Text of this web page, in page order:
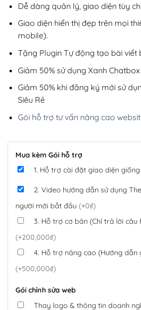
Dễ dàng quản lý, giao diện tùy
Giao diện hiển thị đẹp trên mọi
mobile).
Tặng Plugin Tự động tạo bài viết
Giảm 50% sử dụng Xanh Chatbox
Giảm 50% khi đăng ký mới sử
Siêu Rẻ
Gói hỗ trợ tư vấn nâng cao
Mua kèm Gói hỗ trợ
1. Hỗ trợ cài đặt giao diện
2. Video hướng dẫn sử dụng
người mới bắt đầu (+0₫)
3. Hỗ trợ cơ bản (Chỉ trả lời câu
(+200,000₫)
4. Hỗ trợ nâng cao (Hướng dẫn
(+500,000₫)
Gói chỉnh sửa web
Thay logo & thông tin doanh